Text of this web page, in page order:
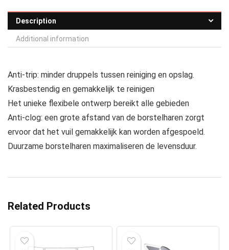
Description
Additional information
Anti-trip: minder druppels tussen reiniging en opslag.
Krasbestendig en gemakkelijk te reinigen
Het unieke flexibele ontwerp bereikt alle gebieden
Anti-clog: een grote afstand van de borstelharen zorgt
ervoor dat het vuil gemakkelijk kan worden afgespoeld.
Duurzame borstelharen maximaliseren de levensduur.
Related Products